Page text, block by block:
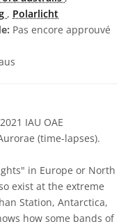
, Polarlicht
Pas encore approuvé
IAU OAE
(time-lapses).
in Europe or North
exist at the extreme
Station, Antarctica,
how some bands of